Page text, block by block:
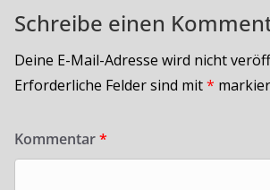
Schreibe einen
Deine E-Mail-Adresse wird nicht
Erforderliche Felder sind mit*
Kommentar*